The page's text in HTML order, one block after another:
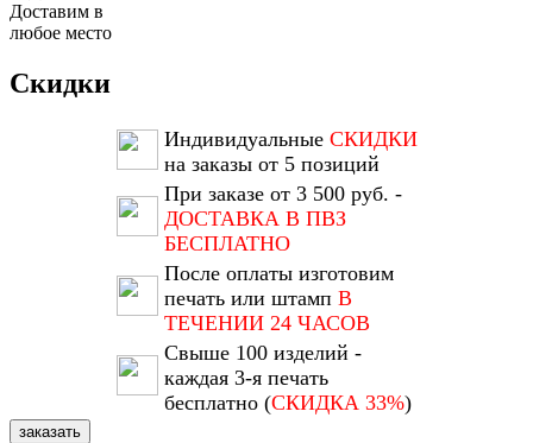
Доставим в
любое место
Скидки
Индивидуальные СКИДКИ
на заказы от 5 позиций
При заказе от 3 500 руб. -
ДОСТАВКА В ПВЗ
БЕСПЛАТНО
После оплаты изготовим
печать или штамп В
ТЕЧЕНИИ 24 ЧАСОВ
Свыше 100 изделий -
каждая 3-я печать
бесплатно (СКИДКА 33%)
заказать